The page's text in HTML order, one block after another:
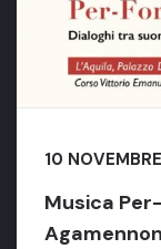
10
Musica